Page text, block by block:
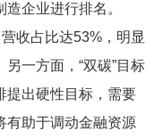
企业进行排名。
收占比达53%，明显
一方面，“双碳”目标
提出硬性目标，需要
有助于调动金融资源